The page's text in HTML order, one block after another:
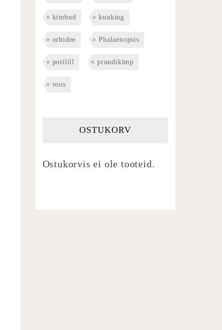
kimbud kuuking
orhidee Phalaenopsis
potilill pruudikimp
roos
OSTUKORV
Ostukorvis ei ole tooteid.